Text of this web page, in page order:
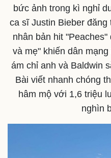
Thể thao
Bóng đá
Lịch thi đấu bóng đá
eSports
Hậu trường
bức ảnh trong kì nghỉ
ca sĩ Justin Bieber đăng
nhân bản hit
và mẹ" khiến dân
ám chỉ anh và Baldwin
Bài viết nhanh chóng
hâm mộ với 1,6 triệu
nghìn